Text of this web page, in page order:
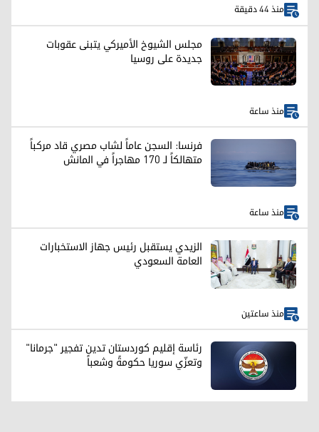
منذ 44 دقيقة
مجلس الشيوخ الأميركي يتبنى عقوبات
جديدة على روسيا
منذ ساعة
فرنسا: السجن عاماً لشاب مصري قاد مركباً
متهالكاً لـ 170 مهاجراً في المانش
منذ ساعة
الزيدي يستقبل رئيس جهاز الاستخبارات
العامة السعودي
منذ ساعتين
رئاسة إقليم كوردستان تدين تفجير "جرمانا"
وتعزّي سوريا حكومةً وشعباً